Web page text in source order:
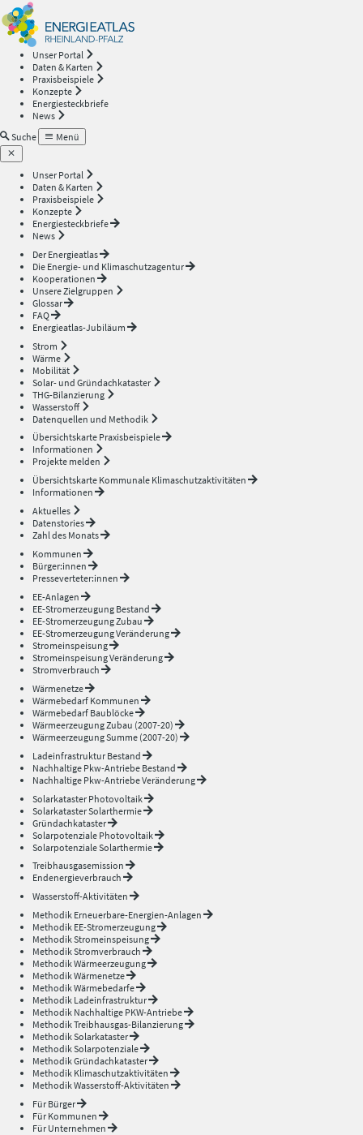
Unser Portal
Daten & Karten
Praxisbeispiele
Konzepte
Energiesteckbriefe
News
Suche
Menü
Unser Portal
Daten & Karten
Praxisbeispiele
Konzepte
Energiesteckbriefe
News
Der Energieatlas
Die Energie- und Klimaschutzagentur
Kooperationen
Unsere Zielgruppen
Glossar
FAQ
Energieatlas-Jubiläum
Strom
Wärme
Mobilität
Solar- und Gründachkataster
THG-Bilanzierung
Wasserstoff
Datenquellen und Methodik
Übersichtskarte Praxisbeispiele
Informationen
Projekte melden
Übersichtskarte Kommunale Klimaschutzaktivitäten
Informationen
Aktuelles
Datenstories
Zahl des Monats
Kommunen
Bürger:innen
Presseverteter:innen
EE-Anlagen
EE-Stromerzeugung Bestand
EE-Stromerzeugung Zubau
EE-Stromerzeugung Veränderung
Stromeinspeisung
Stromeinspeisung Veränderung
Stromverbrauch
Wärmenetze
Wärmebedarf Kommunen
Wärmebedarf Baublöcke
Wärmeerzeugung Zubau (2007-20)
Wärmeerzeugung Summe (2007-20)
Ladeinfrastruktur Bestand
Nachhaltige Pkw-Antriebe Bestand
Nachhaltige Pkw-Antriebe Veränderung
Solarkataster Photovoltaik
Solarkataster Solarthermie
Gründachkataster
Solarpotenziale Photovoltaik
Solarpotenziale Solarthermie
Treibhausgasemission
Endenergieverbrauch
Wasserstoff-Aktivitäten
Methodik Erneuerbare-Energien-Anlagen
Methodik EE-Stromerzeugung
Methodik Stromeinspeisung
Methodik Stromverbrauch
Methodik Wärmeerzeugung
Methodik Wärmenetze
Methodik Wärmebedarfe
Methodik Ladeinfrastruktur
Methodik Nachhaltige PKW-Antriebe
Methodik Treibhausgas-Bilanzierung
Methodik Solarkataster
Methodik Solarpotenziale
Methodik Gründachkataster
Methodik Klimaschutzaktivitäten
Methodik Wasserstoff-Aktivitäten
Für Bürger
Für Kommunen
Für Unternehmen